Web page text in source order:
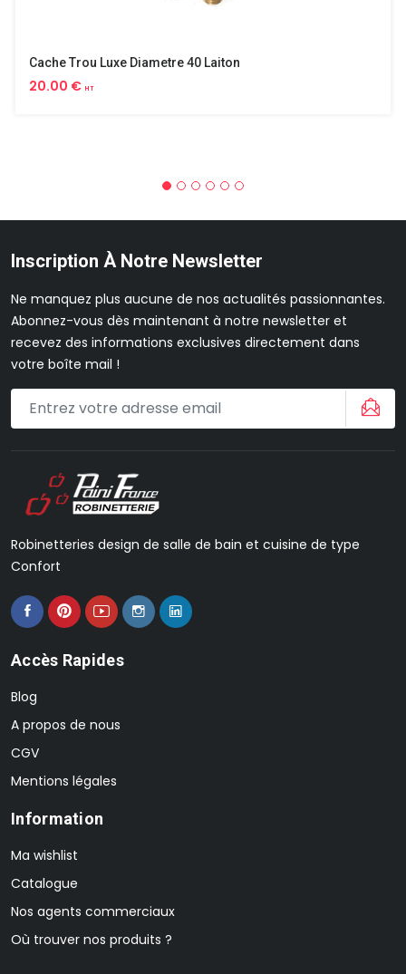
Cache Trou Luxe Diametre 40 Laiton
20.00 € HT
Inscription À Notre Newsletter
Ne manquez plus aucune de nos actualités passionnantes.
Abonnez-vous dès maintenant à notre newsletter et
recevez des informations exclusives directement dans
votre boîte mail !
Robinetteries design de salle de bain et cuisine de type
Confort
Accès Rapides
Blog
A propos de nous
CGV
Mentions légales
Information
Ma wishlist
Catalogue
Nos agents commerciaux
Où trouver nos produits ?